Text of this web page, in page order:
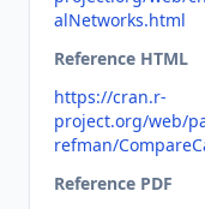
alNetworks.html
Reference HTML
https://cran.r-
project.org/web/
refman/
Reference PDF